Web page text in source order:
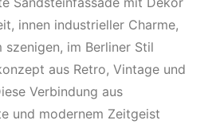
innen industrieller Charme,
im Berliner Stil
aus Retro, Vintage und
Verbindung aus
und modernem Zeitgeist